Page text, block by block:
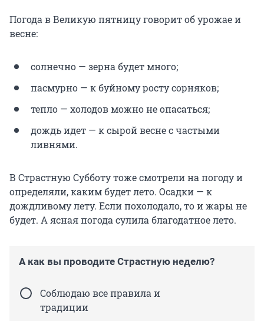
Погода в Великую пятницу говорит об урожае и
весне:
солнечно — зерна будет много;
пасмурно — к буйному росту сорняков;
тепло — холодов можно не опасаться;
дождь идет — к сырой весне с частыми
ливнями.
В Страстную Субботу тоже смотрели на погоду и
определяли, каким будет лето. Осадки — к
дождливому лету. Если похолодало, то и жары не
будет. А ясная погода сулила благодатное лето.
А как вы проводите Страстную неделю?
Соблюдаю все правила и
традиции